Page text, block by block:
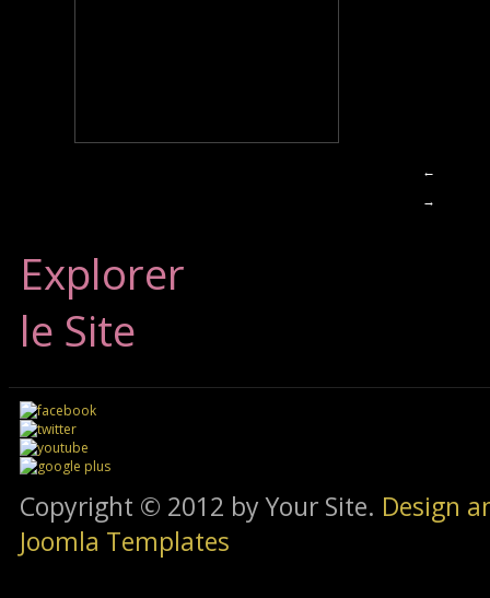
←
→
Explorer
le Site
Copyright © 2012 by Your Site. Design
Joomla Templates